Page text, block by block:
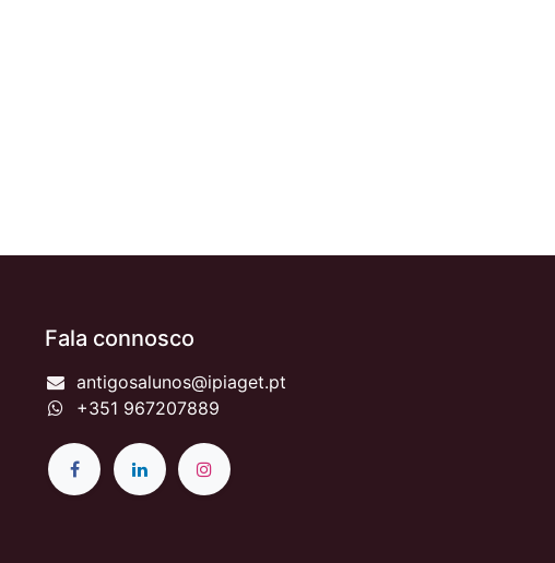
Fala connosco
antigosalunos@ipiaget.pt
+351 967207889